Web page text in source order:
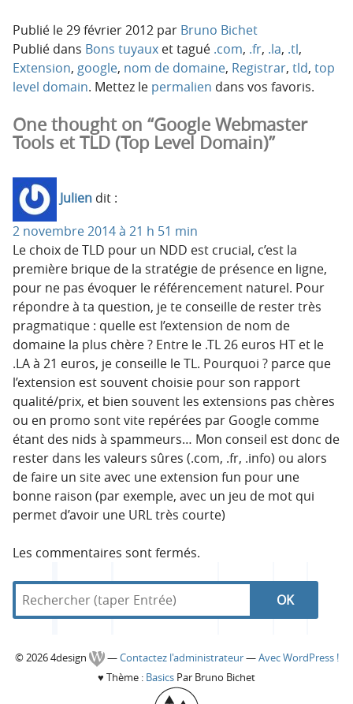
Publié le29 février 2012 par Bruno Bichet
Publié dans Bons tuyaux et tagué .com, .fr, .la, .tl,
Extension, google, nom de domaine, Registrar, tld, top
level domain. Mettez le permalien dans vos favoris.
One thought on “Google Webmaster
Tools et TLD (Top Level Domain)”
Julien dit :
2 novembre 2014 à 21 h 51 min
Le choix de TLD pour un NDD est crucial, c’est la
première brique de la stratégie de présence en ligne,
pour ne pas évoquer le référencement naturel. Pour
répondre à ta question, je te conseille de rester très
pragmatique : quelle est l’extension de nom de
domaine la plus chère ? Entre le .TL 26 euros HT et le
.LA à 21 euros, je conseille le TL. Pourquoi ? parce que
l’extension est souvent choisie pour son rapport
qualité/prix, et bien souvent les extensions pas chères
ou en promo sont vite repérées par Google comme
étant des nids à spammeurs… Mon conseil est donc de
rester dans les valeurs sûres (.com, .fr, .info) ou alors
de faire un site avec une extension fun pour une
bonne raison (par exemple, avec un jeu de mot qui
permet d’avoir une URL très courte)
Les commentaires sont fermés.
R
R
e
d
4
C
© 2026 4design —Contactez l'administrateur—Avec WordPress !
♥ Thème : Basics Par Bruno Bichet